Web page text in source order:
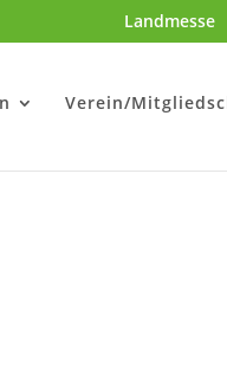
Landmesse
Verein/